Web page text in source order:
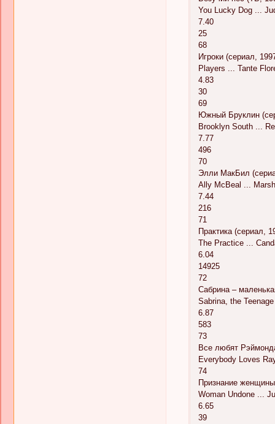
You Lucky Dog ...
7.40
25
68
Игроки (сериал,
Players ... Tante
4.83
30
69
Южный Бруклин
Brooklyn South ...
7.77
496
70
Элли МакБил
Ally McBeal ...
7.44
216
71
Практика (сериал,
The Practice ...
6.04
14925
72
Сабрина –
Sabrina, the
6.87
583
73
Все любят
Everybody Loves
74
Признание
Woman Undone ...
6.65
39